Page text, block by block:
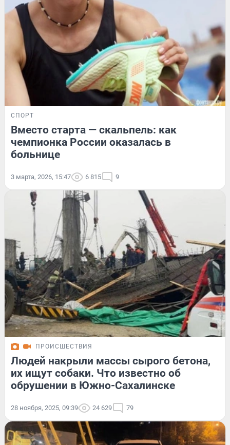
СПОРТ
Вместо старта — скальпель: как
чемпионка России оказалась в
больнице
3 марта, 2026, 15:47 6 815 9
ПРОИСШЕСТВИЯ
Людей накрыли массы сырого бетона,
их ищут собаки. Что известно об
обрушении в Южно-Сахалинске
28 ноября, 2025, 09:39 24 629 79